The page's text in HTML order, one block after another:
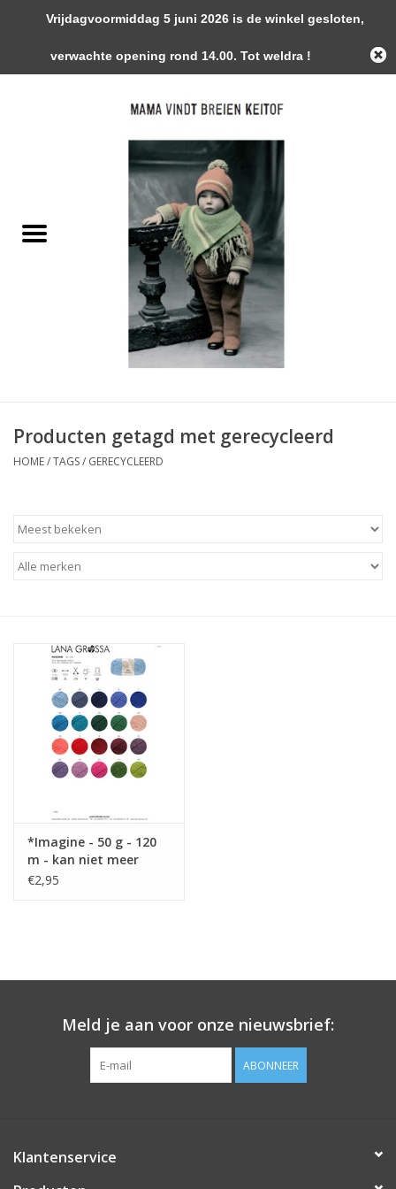
0 Artikelen - €0,00
Handwerk Toebehoren
Magazines / Patronen / Boeken
Producten getagd met gerecycleerd
HOME/TAGS/ GERECYCLEERD
*Imagine - 50 g - 120
m - kan niet meer
besteld worden !
€2,95
Meld je aan voor onze nieuwsbrief:
ABONNEER
Klantenservice
Vrijdagvoormiddag 5 juni 2026 is de winkel gesloten,
verwachte opening rond 14.00. Tot weldra !